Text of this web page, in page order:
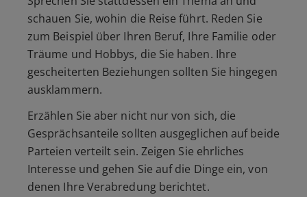
schauen Sie, wohin die Reise führt. Reden Sie
zum Beispiel über Ihren Beruf, Ihre Familie oder
Träume und Hobbys, die Sie haben. Ihre
gescheiterten Beziehungen sollten Sie hingegen
ausklammern.
Erzählen Sie aber nicht nur von sich, die
Gesprächsanteile sollten ausgeglichen auf beide
Parteien verteilt sein. Zeigen Sie ehrliches
Interesse und gehen Sie auf die Dinge ein, von
denen Ihre Verabredung berichtet.